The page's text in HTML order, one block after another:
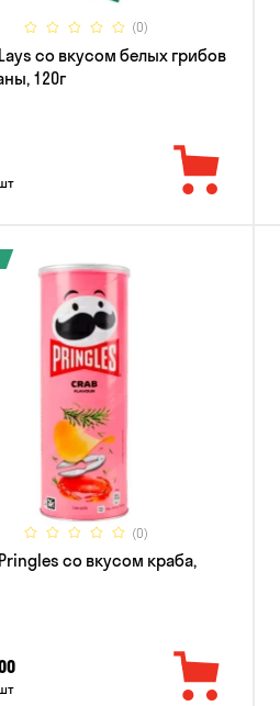
(0)
со вкусом белых грибов
120г
(0)
со вкусом краба,